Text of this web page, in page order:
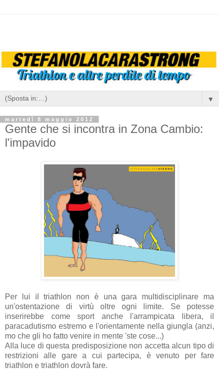
▼
martedì 8 maggio 2012
Gente che si incontra in Zona Cambio:
l'impavido
Per lui il triathlon non è una gara multidisciplinare ma
un'ostentazione di virtù oltre ogni limite. Se potesse
inserirebbe come sport anche l'arrampicata libera, il
paracadutismo estremo e l'orientamente nella giungla (anzi,
mo che gli ho fatto venire in mente 'ste cose...)
Alla luce di questa predisposizione non accetta alcun tipo di
restrizioni alle gare a cui partecipa, è venuto per fare
triathlon e triathlon dovrà fare.